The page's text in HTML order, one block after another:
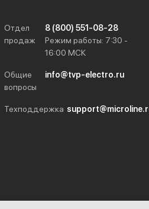
Отдел
продаж
8 (800) 551-08-28
Режим работы: 7:30 -
16:00 МСК
Общие
вопросы
info@tvp-electro.ru
Техподдержка